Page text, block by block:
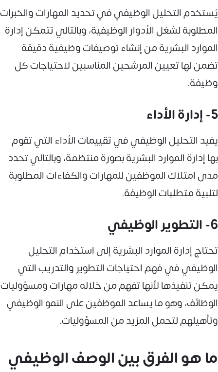
يُستخدم التحليل الوظيفي في تحديد المهارات والخبرات
المطلوبة لشغل الأدوار الوظيفية، وبالتالي تتمكن إدارة
الموارد البشرية من إنشاء توصيفات وظيفية دقيقة
تضمن لها تعيين المرشحين المناسبين لاحتياجات كل
وظيفة.
5- إدارة الأداء
يفيد التحليل الوظيفي في تقييمات الأداء التي تقوم
بها إدارة الموارد البشرية بصورة منتظمة، وبالتالي تحدد
مدى امتلاك الموظفين للمهارات والكفاءات المطلوبة
لتلبية متطلبات الوظيفة.
6- التطوير الوظيفي
تحتاج إدارة الموارد البشرية إلى استخدام التحليل
الوظيفي في فهم احتياجات التطوير والتدريب التي
يمكن تنفيذها لأنها تفهم من خلاله مهارات ومسؤوليات
الوظائف، وهو ما يساعد الموظفين على النمو الوظيفي
وتأهيلهم لتحمل المزيد من المسؤوليات.
ما هو الفرق بين الوصف الوظيفي